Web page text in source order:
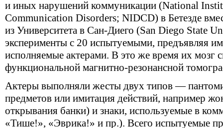
и иных нарушений коммуникации (National
Communication Disorders; NIDCD) в Бетезде
из Университета в Сан-Диего (San Diego State
эксперименты с 20 испытуемыми, предъявляя
исполняемые актерами. В это же время их мозг
функциональной магнитно-резонансной
Актеры выполняли жесты двух типов —
предметов или имитация действий, например
открывания банки) и знаки, используемые в
«Тише!», «Эврика!» и пр.). Всего испытуемые